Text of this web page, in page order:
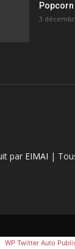
3
par EIMAI |
WP Twitter Auto